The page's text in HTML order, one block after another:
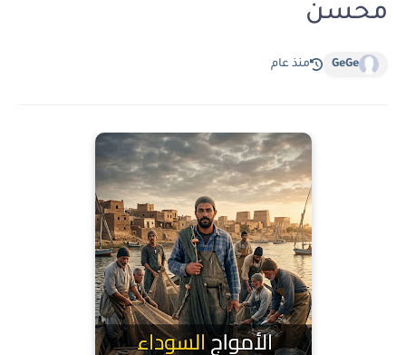
محسن
GeGe منذ عام